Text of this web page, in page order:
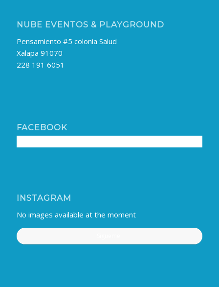
NUBE EVENTOS & PLAYGROUND
Pensamiento #5 colonia Salud
Xalapa 91070
228 191 6051
FACEBOOK
INSTAGRAM
No images available at the moment